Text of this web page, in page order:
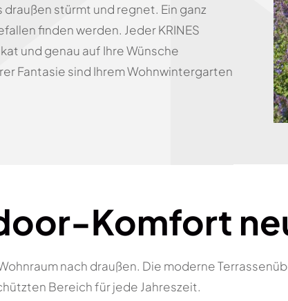
stürmt und regnet. Ein ganz
finden werden. Jeder KRINES
und genau auf Ihre Wünsche
Fantasie sind Ihrem Wohnwintergarten
Komfort
nach draußen. Die moderne
Bereich für jede Jahreszeit.